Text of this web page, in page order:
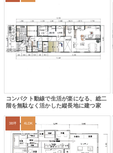
コンパクト動線で生活が楽になる、総二
階を無駄なく活かした縦長地に建つ家
38坪 4LDK